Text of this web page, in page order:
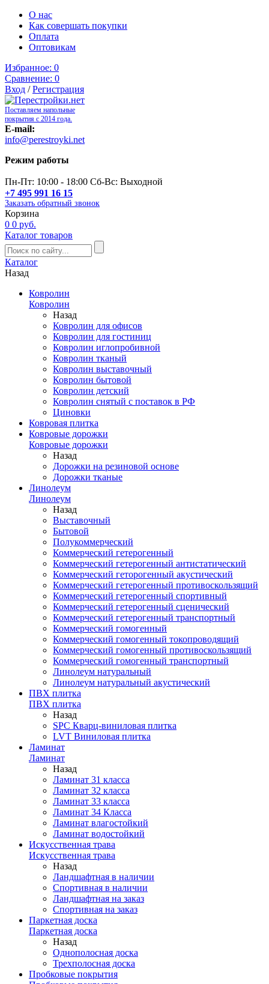
О нас
Как совершать покупки
Оплата
Оптовикам
Избранное: 0
Сравнение: 0
Вход /Регистрация
Поставляем напольные
покрытия с 2014 года.
E-mail:
info@perestroyki.net
Режим работы
Пн-Пт: 10:00 - 18:00 Сб-Вс: Выходной
+7 495 991 16 15
Заказать обратный звонок
Корзина
0 0 руб.
Каталог товаров
Каталог
Назад
Ковролин
Ковролин
Назад
Ковролин для офисов
Ковролин для гостиниц
Ковролин иглопробивной
Ковролин тканый
Ковролин выставочный
Ковролин бытовой
Ковролин детский
Ковролин снятый с поставок в РФ
Циновки
Ковровая плитка
Ковровые дорожки
Ковровые дорожки
Назад
Дорожки на резиновой основе
Дорожки тканые
Линолеум
Линолеум
Назад
Выставочный
Бытовой
Полукоммерческий
Коммерческий гетерогенный
Коммерческий гетерогенный антистатический
Коммерческий геторогенный акустический
Коммерческий гетерогенный противоскользящий
Коммерческий гетерогенный спортивный
Коммерческий гетерогенный сценический
Коммерческий гетерогенный транспортный
Коммерческий гомогенный
Коммерческий гомогенный токопроводящий
Коммерческий гомогенный противоскользящий
Коммерческий гомогенный транспортный
Линолеум натуральный
Линолеум натуральный акустический
ПВХ плитка
ПВХ плитка
Назад
SPC Кварц-виниловая плитка
LVT Виниловая плитка
Ламинат
Ламинат
Назад
Ламинат 31 класса
Ламинат 32 класса
Ламинат 33 класса
Ламинат 34 Класса
Ламинат влагостойкий
Ламинат водостойкий
Искусственная трава
Искусственная трава
Назад
Ландшафтная в наличии
Спортивная в наличии
Ландшафтная на заказ
Спортивная на заказ
Паркетная доска
Паркетная доска
Назад
Однополосная доска
Трехполосная доска
Пробковые покрытия